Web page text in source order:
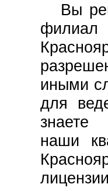
Вы
иными
для
наши